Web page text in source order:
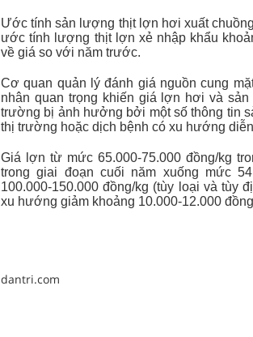
Ước tính sản lượng thịt lợn hơi xuất
ước tính lượng thịt lợn xẻ nhập khẩu
về giá so với năm trước.
Cơ quan quản lý đánh giá nguồn cung
nhân quan trọng khiến giá lợn hơi và
trường bị ảnh hưởng bởi một số thông tin
thị trường hoặc dịch bệnh có xu hướng
Giá lợn từ mức 65.000-75.000 đồng/kg
trong giai đoạn cuối năm xuống mức
100.000-150.000 đồng/kg (tùy loại và
xu hướng giảm khoảng 10.000-12.000
dantri.com